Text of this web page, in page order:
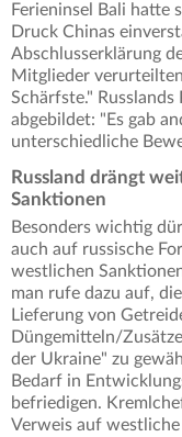
Ferieninsel Bali
Druck Chinas
Abschlusserklärung
Mitglieder
Schärfste."
abgebildet: "Es gab
unterschiedliche
Russland drängt
Sanktionen
Besonders wichtig
auch auf russische
westlichen
man rufe dazu auf,
Lieferung von
Düngemitteln/
der Ukraine" zu
Bedarf in
befriedigen.
Verweis auf westliche